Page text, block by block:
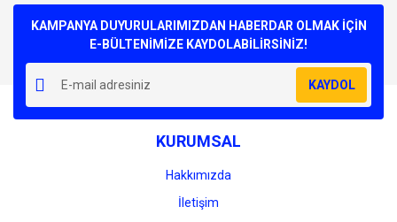
Yorum Yaz
kullanarak tarafımıza iletebilirsiniz.
Görüş ve önerileriniz için teşekkür ederiz.
Ürün resmi kalitesiz, bozuk veya görüntülenemiyor.
Ürün açıklamasında eksik bilgiler bulunuyor.
Ürün bilgilerinde hatalar bulunuyor.
Ürün fiyatı diğer sitelerden daha pahalı.
KAMPANYA DUYURULARIMIZDAN HABERDAR OLMAK İÇİN
E-BÜLTENİMİZE KAYDOLABİLİRSİNİZ!
KAYDOL
KURUMSAL
Hakkımızda
İletişim